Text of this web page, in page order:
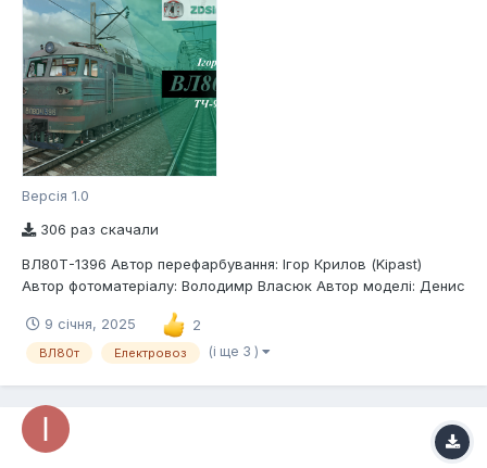
Версія 1.0
306 раз скачали
ВЛ80Т-1396 Автор перефарбування: Ігор Крилов (Kipast)
Автор фотоматеріалу: Володимр Власюк Автор моделі: Денис
приписки: ТЧ-9 Дарниця Опис: Електровоз змінного струму
Української залізниці ВЛ80Т-1396
9 січня, 2025 2
ВЛ80т Електровоз (і ще 3 )